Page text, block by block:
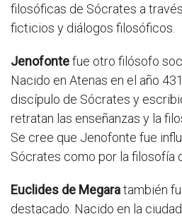
filosóficas de Sócrates a
ficticios y diálogos filosóficos.
Jenofontefue otro filósofo
Nacido en Atenas en el año
discípulo de Sócrates y
retratan las enseñanzas y la
Se cree que Jenofonte fue
Sócrates como por la filosofía
Euclides de Megaratambién
destacado. Nacido en la